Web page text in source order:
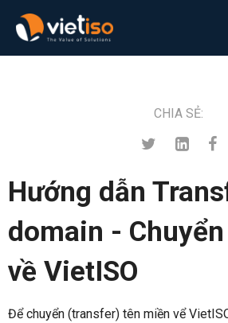
CHIA SẺ:
Hướng dẫn
domain -
về VietISO
Để chuyển (transfer) tên miền vể